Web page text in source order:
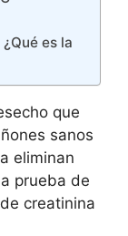
es la
que
sanos
eliminan
prueba de
creatinina